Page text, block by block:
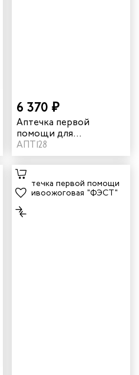
6 370 ₽
Аптечка первой
помощи для
энергетика "ФЭСТ"
АПТ128